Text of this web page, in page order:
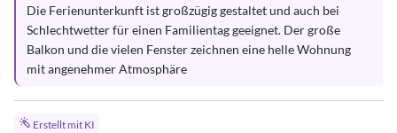
Die Ferienunterkunft ist großzügig gestaltet und auch bei
Schlechtwetter für einen Familientag geeignet. Der große
Balkon und die vielen Fenster zeichnen eine helle Wohnung
mit angenehmer Atmosphäre
Erstellt mit KI